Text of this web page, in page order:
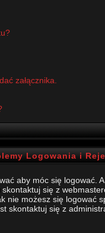
załącznika.
Logowania i
aby móc się logować.
się z
nie możesz się logować
skontaktuj się z